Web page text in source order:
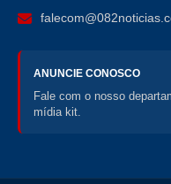
ANUNCIE CONOSCO
Fale com o nosso
mídia kit.